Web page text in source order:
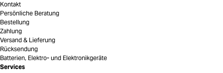
Kontakt
Persönliche Beratung
Bestellung
Zahlung
Versand & Lieferung
Rücksendung
Batterien, Elektro- und Elektronikgeräte
Services